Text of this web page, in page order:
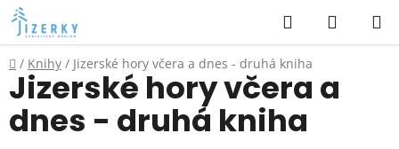
Přejít
na
obsah
Hledat
KOŠÍK
Domů
/ Knihy / Jizerské hory včera a dnes - druhá kniha
Jizerské hory včera a
dnes - druhá kniha